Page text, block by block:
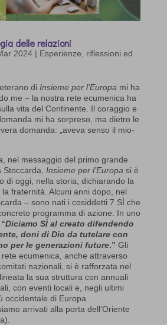
delle relazioni
2024| Esperienze, riflessioni ed
di Insieme per l’Europa mi ha
me – la nostra rete ecumenica ha
vita del Continente. Il coraggio e
mi ha sorpreso, ma dietro le
domanda: „aveva senso il mio-
nel messaggio del primo grande
Insieme per l’Europa si è
di oggi, nella storia, dichiarando la
fraternità. Alcuni anni dopo, nel
– sono nati i cosiddetti 7 SÌ che
programma di azione. In uno
“Diciamo SÌ al creato difendendo
doni di Dio da tutelare con
per le generazioni future.” Gli
ecumenica, anche attraverso
nazionali, si è rafforzata nel
la sua struttura con annuali
con eventi locali e, negli ultimi
occidentale di Europa
arrivati alla porta dell’Oriente